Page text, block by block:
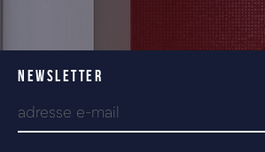
NEWSLETTER